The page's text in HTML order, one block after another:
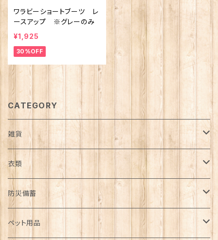
ワラビーショートブーツ レ
ースアップ ※グレーのみ
¥1,925
30%OFF
CATEGORY
雑貨
日用品雑貨
インテリア
カゴ・バスケット
服飾雑貨
帽子
キッチン雑貨
衣類
アウター
コート
トップス
防災備蓄
防災用品
ペット用品